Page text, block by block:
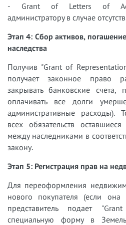
- Grant of Letters of
администратору в случае
Этап 4: Сбор активов,
наследства
Получив "Grant of
получает законное право
закрывать банковские счета,
оплачивать все долги
административные расходы).
всех обязательств
между наследниками в
закону.
Этап 5: Регистрация прав на
Для переоформления
нового покупателя (если
представитель подает
специальную форму в